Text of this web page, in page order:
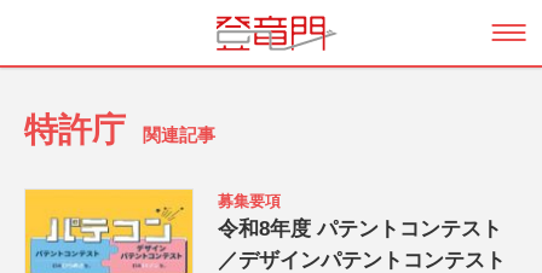
特許庁 関連記事
募集要項
令和8年度 パテントコンテスト
／デザインパテントコンテスト